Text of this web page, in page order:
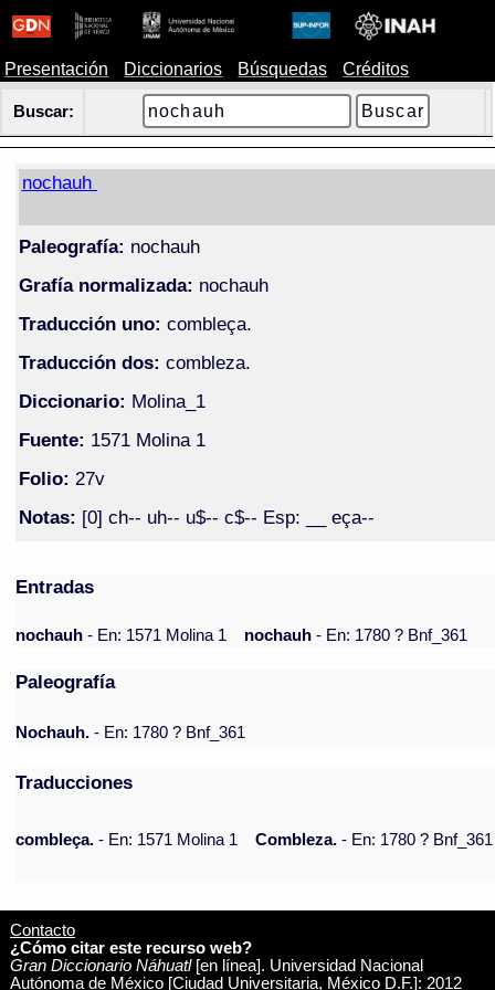
Presentación Diccionarios Búsquedas Créditos
Buscar:
nochauh
Paleografía: nochauh
Grafía normalizada: nochauh
Traducción uno: combleça.
Traducción dos: combleza.
Diccionario: Molina_1
Fuente: 1571 Molina 1
Folio: 27v
Notas: [0] ch-- uh-- u$-- c$-- Esp: __ eça--
Entradas
nochauh- En: 1571 Molina 1 nochauh- En: 1780 ? Bnf_361
Paleografía
Nochauh. - En: 1780 ? Bnf_361
Traducciones
combleça. - En: 1571 Molina 1 Combleza. - En: 1780 ? Bnf_361
Contacto
¿Cómo citar este recurso web?
Gran Diccionario Náhuatl[en línea]. Universidad Nacional
Autónoma de México [Ciudad Universitaria, México D.F.]: 2012